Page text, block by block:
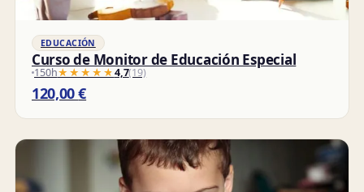
EDUCACIÓN
Curso de Monitor de Educación Especial
150h★★★★★
★★★★★4,7(19)
120,00€